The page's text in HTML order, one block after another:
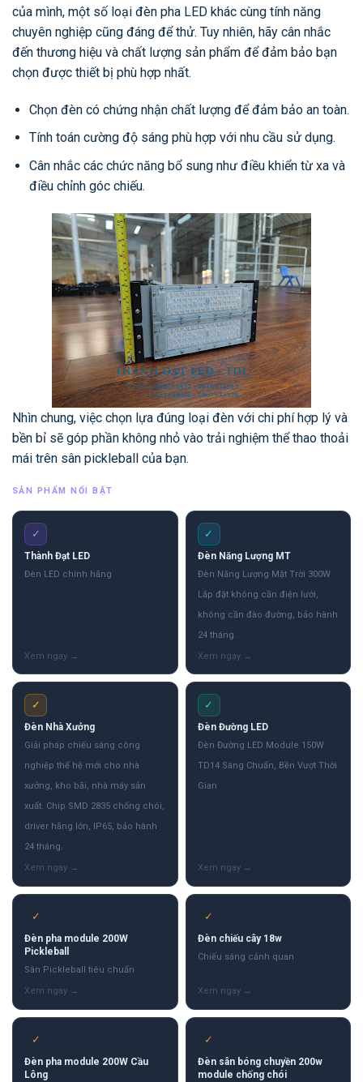
của mình, một số loại đèn pha LED khác cùng tính năng
chuyên nghiệp cũng đáng để thử. Tuy nhiên, hãy cân nhắc
đến thương hiệu và chất lượng sản phẩm để đảm bảo bạn
chọn được thiết bị phù hợp nhất.
Chọn đèn có chứng nhận chất lượng để đảm bảo an toàn.
Tính toán cường độ sáng phù hợp với nhu cầu sử dụng.
Cân nhắc các chức năng bổ sung như điều khiển từ xa và
điều chỉnh góc chiếu.
Nhìn chung, việc chọn lựa đúng loại đèn với chi phí hợp lý và
bền bỉ sẽ góp phần không nhỏ vào trải nghiệm thể thao thoải
mái trên sân pickleball của bạn.
SẢN PHẨM NỔI BẬT
✓
Thành Đạt LED
Đèn LED chính hãng
✓
Đèn Năng Lượng MT
Đèn Năng Lượng Mặt Trời 300W
Lắp đặt không cần điện lưới,
không cần đào đường, bảo hành
24 tháng.
✓
Đèn Nhà Xưởng
Giải pháp chiếu sáng công
nghiệp thế hệ mới cho nhà
xưởng, kho bãi, nhà máy sản
xuất. Chip SMD 2835 chống chói,
driver hãng lớn, IP65, bảo hành
24 tháng.
✓
Đèn Đường LED
Đèn Đường LED Module 150W
TD14 Sáng Chuẩn, Bền Vượt Thời
Gian
✓
Đèn pha module 200W
Pickleball
Sân Pickleball tiêu chuẩn
✓
Đèn chiếu cây 18w
Chiếu sáng cảnh quan
✓
Đèn pha module 200W Cầu
Lông
✓
Đèn sân bóng chuyền 200w
module chống chói